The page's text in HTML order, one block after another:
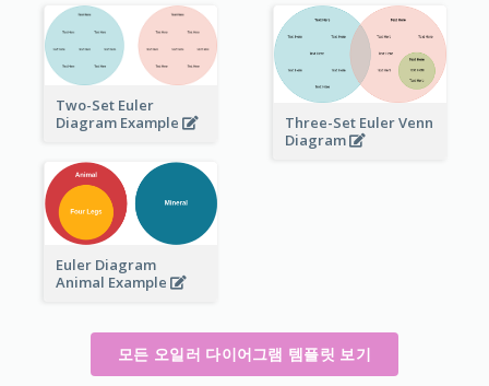
Two-Set Euler
Diagram Example
Three-Set Euler Venn
Diagram
Euler Diagram
Animal Example
모든 오일러 다이어그램 템플릿 보기